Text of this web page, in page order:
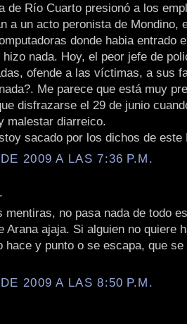
de Río Cuarto presionó a los
a un acto peronista de Mondino,
donde habia entrado
hizo nada. Hoy, el peor jefe de
ofende a las víctimas, a sus
Me parece que está muy
disfrazarse el 29 de junio
malestar diarreico.
sacado por los dichos de este
2009 A LAS 7:36 P.M.
mentiras, no pasa nada de todo
Arana ajaja. Si alguien no quiere
hace y punto o se escapa, que
2009 A LAS 8:50 P.M.